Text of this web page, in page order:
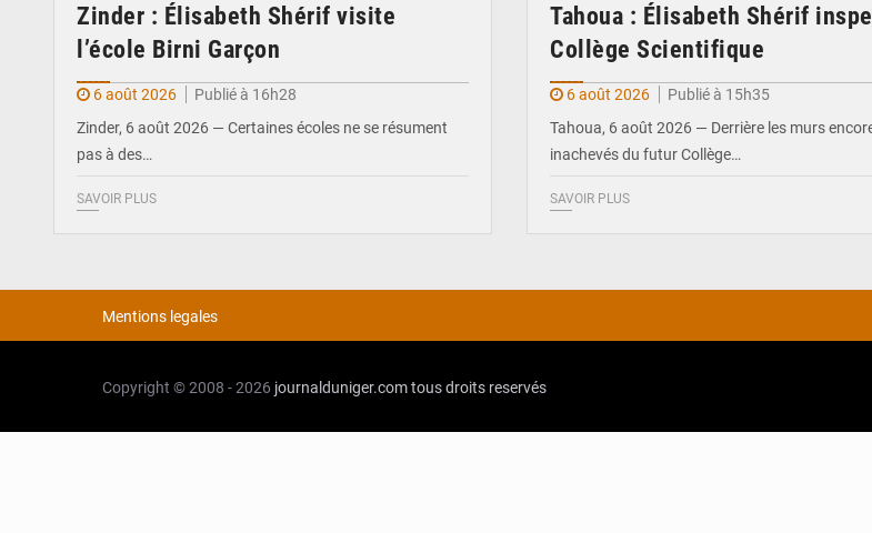
Zinder : Élisabeth Shérif visite
l’école Birni Garçon
6 août 2026
Publié à 16h28
Zinder, 6 août 2026 — Certaines écoles ne se résument
pas à des…
SAVOIR PLUS
Tahoua : Élisabeth Shérif
Collège Scientifique
6 août 2026
Publié à 15h35
Tahoua, 6 août 2026 — Derrière les murs
inachevés du futur Collège…
SAVOIR PLUS
Mentions legales
Copyright © 2008 - 2026 journalduniger.comtous droits reservés